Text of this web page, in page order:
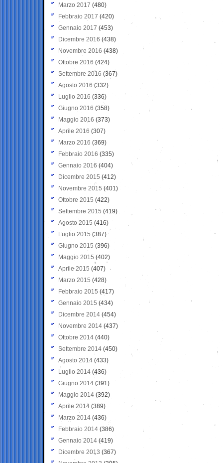
Marzo 2017 (480)
Febbraio 2017 (420)
Gennaio 2017 (453)
Dicembre 2016 (438)
Novembre 2016 (438)
Ottobre 2016 (424)
Settembre 2016 (367)
Agosto 2016 (332)
Luglio 2016 (336)
Giugno 2016 (358)
Maggio 2016 (373)
Aprile 2016 (307)
Marzo 2016 (369)
Febbraio 2016 (335)
Gennaio 2016 (404)
Dicembre 2015 (412)
Novembre 2015 (401)
Ottobre 2015 (422)
Settembre 2015 (419)
Agosto 2015 (416)
Luglio 2015 (387)
Giugno 2015 (396)
Maggio 2015 (402)
Aprile 2015 (407)
Marzo 2015 (428)
Febbraio 2015 (417)
Gennaio 2015 (434)
Dicembre 2014 (454)
Novembre 2014 (437)
Ottobre 2014 (440)
Settembre 2014 (450)
Agosto 2014 (433)
Luglio 2014 (436)
Giugno 2014 (391)
Maggio 2014 (392)
Aprile 2014 (389)
Marzo 2014 (436)
Febbraio 2014 (386)
Gennaio 2014 (419)
Dicembre 2013 (367)